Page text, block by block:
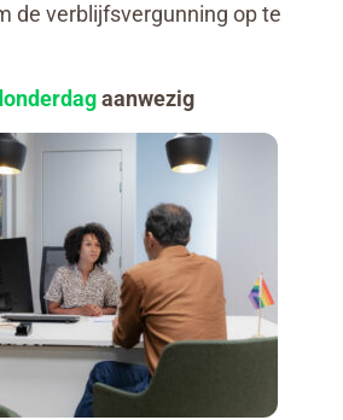
de verblijfsvergunning op te
aanwezig